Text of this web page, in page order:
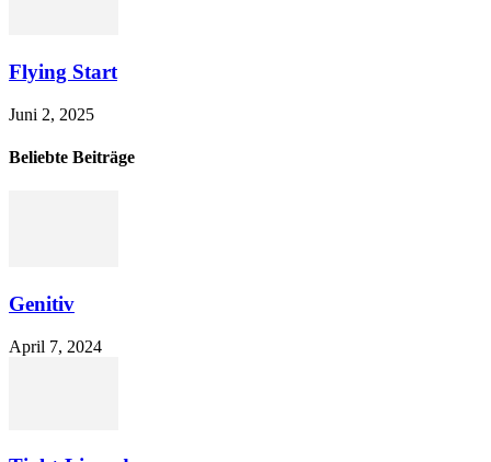
Flying Start
Juni 2, 2025
Beliebte Beiträge
Genitiv
April 7, 2024